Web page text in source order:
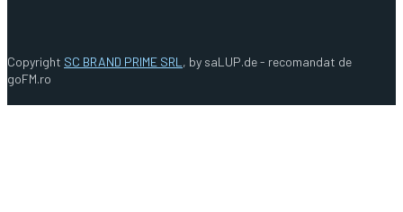
Copyright SC BRAND PRIME SRL , by saLUP.de - recomandat de
goFM.ro